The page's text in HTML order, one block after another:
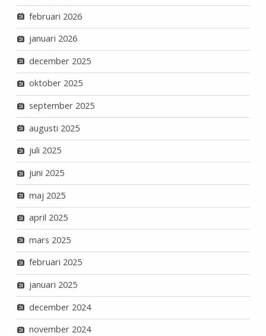
februari 2026
januari 2026
december 2025
oktober 2025
september 2025
augusti 2025
juli 2025
juni 2025
maj 2025
april 2025
mars 2025
februari 2025
januari 2025
december 2024
november 2024